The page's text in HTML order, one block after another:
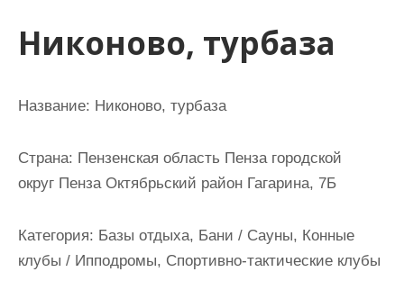
Никоново, турбаза
Название: Никоново, турбаза
Страна: Пензенская область Пенза городской
округ Пенза Октябрьский район Гагарина, 7Б
Категория: Базы отдыха, Бани / Сауны, Конные
клубы / Ипподромы, Спортивно-тактические клубы